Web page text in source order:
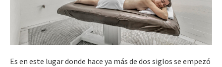
Es en este lugar donde hace ya más de dos siglos se empezó